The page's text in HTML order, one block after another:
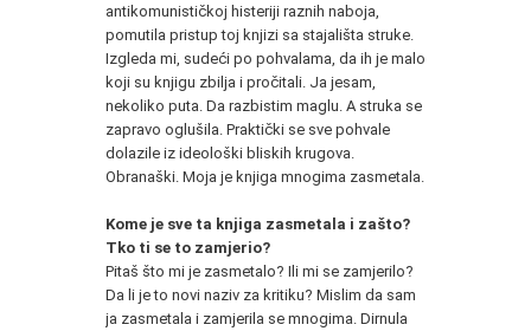
antikomunističkoj histeriji raznih naboja,
pomutila pristup toj knjizi sa stajališta struke.
Izgleda mi, sudeći po pohvalama, da ih je malo
koji su knjigu zbilja i pročitali. Ja jesam,
nekoliko puta. Da razbistim maglu. A struka se
zapravo oglušila. Praktički se sve pohvale
dolazile iz ideološki bliskih krugova.
Obranaški. Moja je knjiga mnogima zasmetala.
Kome je sve ta knjiga zasmetala i zašto?
Tko ti se to zamjerio?
Pitaš što mi je zasmetalo? Ili mi se zamjerilo?
Da li je to novi naziv za kritiku? Mislim da sam
ja zasmetala i zamjerila se mnogima. Dirnula